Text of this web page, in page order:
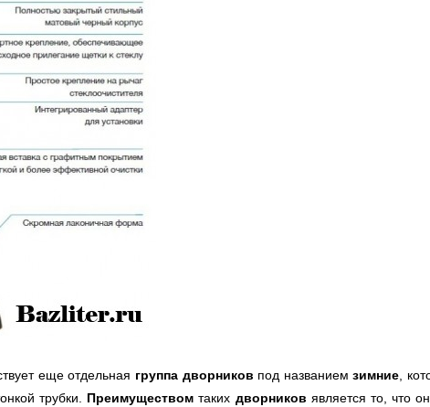
еще отдельная группа дворников под названиемзимние,
трубки. Преимуществомтаких дворников является то, что